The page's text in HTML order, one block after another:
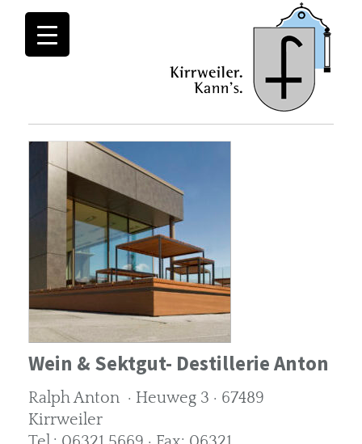
Wein & Sektgut- Destillerie Anton
Ralph Anton · Heuweg 3 · 67489
Kirrweiler